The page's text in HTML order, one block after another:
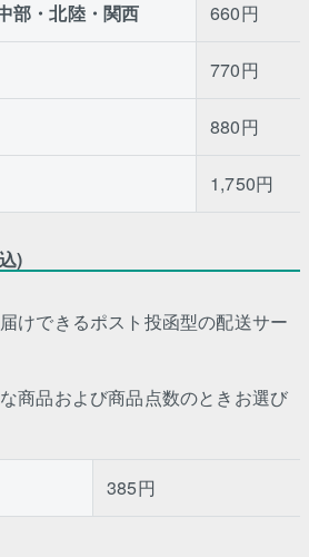
部・北陸・関西 660円
770円
880円
1,750円
)
けできるポスト投函型の配送サー
商品および商品点数のときお選び
385円